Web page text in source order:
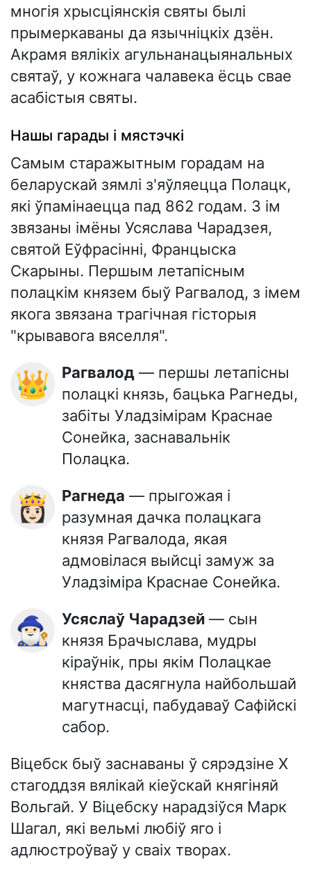
многія хрысціянскія святы былі
прымеркаваны да язычніцкіх дзён.
Акрамя вялікіх агульнанацыянальных
святаў, у кожнага чалавека ёсць свае
асабістыя святы.
Нашы гарады і мястэчкі
Самым старажытным горадам на
беларускай зямлі з'яўляецца Полацк,
які ўпамінаецца пад 862 годам. З ім
звязаны імёны Усяслава Чарадзея,
святой Еўфрасінні, Францыска
Скарыны. Першым летапісным
полацкім князем быў Рагвалод, з імем
якога звязана трагічная гісторыя
"крывавога вяселля".
👑 Рагвалод — першы летапісны
полацкі князь, бацька Рагнеды,
забіты Уладзімірам Краснае
Сонейка, заснавальнік
Полацка.
👸🏻 Рагнеда — прыгожая і
разумная дачка полацкага
князя Рагвалода, якая
адмовілася выйсці замуж за
Уладзіміра Краснае Сонейка.
🧙🏻‍♂️ Усяслаў Чарадзей — сын
князя Брачыслава, мудры
кіраўнік, пры якім Полацкае
княства дасягнула найбольшай
магутнасці, пабудаваў Сафійскі
сабор.
Віцебск быў заснаваны ў сярэдзіне X
стагоддзя вялікай кіеўскай княгіняй
Вольгай. У Віцебску нарадзіўся Марк
Шагал, які вельмі любіў яго і
адлюстроўваў у сваіх творах.